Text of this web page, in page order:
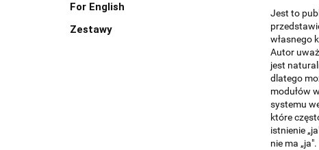
For English
Zestawy
Jest to
własnego
Autor
jest
dlatego
modułów
systemu
które
istnienie
nie ma